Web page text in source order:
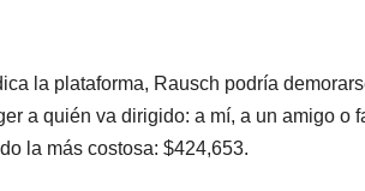
la plataforma, Rausch podría
a quién va dirigido: a mí, a un amigo o
la más costosa: $424,653.